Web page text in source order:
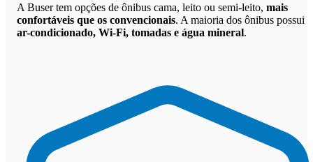
A Buser tem opções de ônibus cama, leito ou semi-leito, mais
confortáveis que os convencionais. A maioria dos ônibus possui
ar-condicionado, Wi-Fi, tomadas e água mineral.